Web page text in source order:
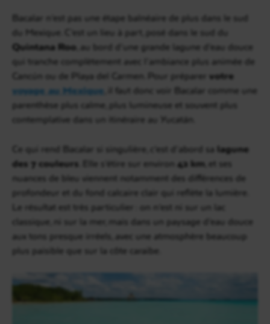
Bacalar n’est pas une étape balnéaire de plus dans le sud
du Mexique. C’est un lieu à part, posé dans le sud du
Quintana Roo , au bord d’une grande lagune d’eau douce
qui tranche complètement avec l’ambiance plus animée de
Cancún ou de Playa del Carmen. Pour préparer votre
voyage au Mexique , il faut donc voir Bacalar comme une
parenthèse plus calme, plus lumineuse et souvent plus
contemplative dans un itinéraire au Yucatán.
Ce qui rend Bacalar si singulière, c’est d’abord sa lagune
des 7 couleurs . Elle s’étire sur environ 42 km , et ses
nuances de bleu viennent notamment des différences de
profondeur et du fond calcaire clair qui reflète la lumière.
Le résultat est très particulier : on n’est ni sur un lac
classique, ni sur la mer, mais dans un paysage d’eau douce
aux tons presque irréels, avec une atmosphère beaucoup
plus paisible que sur la côte caraïbe.